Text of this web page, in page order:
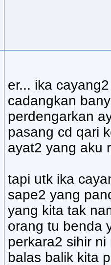
er... ika
cadangkan
perdengarkan
pasang cd qari
ayat2 yang aku
tapi utk ika
sape2 yang
yang kita tak
orang tu benda
perkara2 sihir
balas balik kita